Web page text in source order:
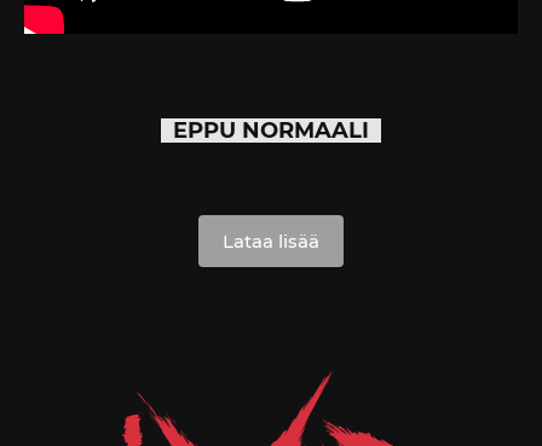
EPPU NORMAALI
Lataa lisää